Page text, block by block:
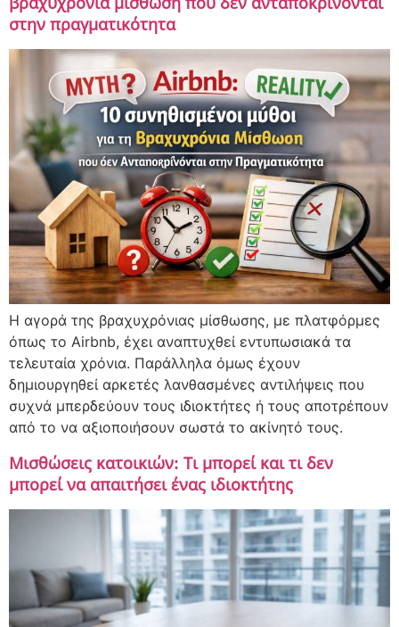
στην πραγματικότητα
Η αγορά της βραχυχρόνιας μίσθωσης, με πλατφόρμες
όπως το Airbnb, έχει αναπτυχθεί εντυπωσιακά τα
τελευταία χρόνια. Παράλληλα όμως έχουν
δημιουργηθεί αρκετές λανθασμένες αντιλήψεις που
συχνά μπερδεύουν τους ιδιοκτήτες ή τους αποτρέπουν
από το να αξιοποιήσουν σωστά το ακίνητό τους.
Μισθώσεις κατοικιών: Τι μπορεί και τι δεν
μπορεί να απαιτήσει ένας ιδιοκτήτης